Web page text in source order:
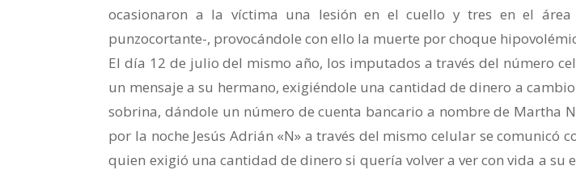
ocasionaron a la víctima una lesión en el cuello y tres en el
punzocortante-, provocándole con ello la muerte por choque
El día 12 de julio del mismo año, los imputados a través del número
un mensaje a su hermano, exigiéndole una cantidad de dinero a
sobrina, dándole un número de cuenta bancario a nombre de Martha
por la noche Jesús Adrián «N» a través del mismo celular se comunicó
quien exigió una cantidad de dinero si quería volver a ver con vida a su